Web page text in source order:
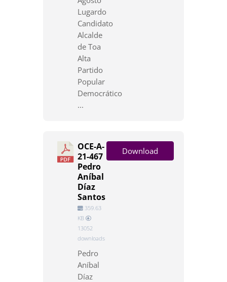
Lugardo
Candidato
Alcalde
de Toa
Alta
Partido
Popular
Democrático
...
OCE-A-
21-467
Pedro
Aníbal
Díaz
Santos
359.63
KB
13052
downloads
Pedro
Aníbal
Díaz
Download